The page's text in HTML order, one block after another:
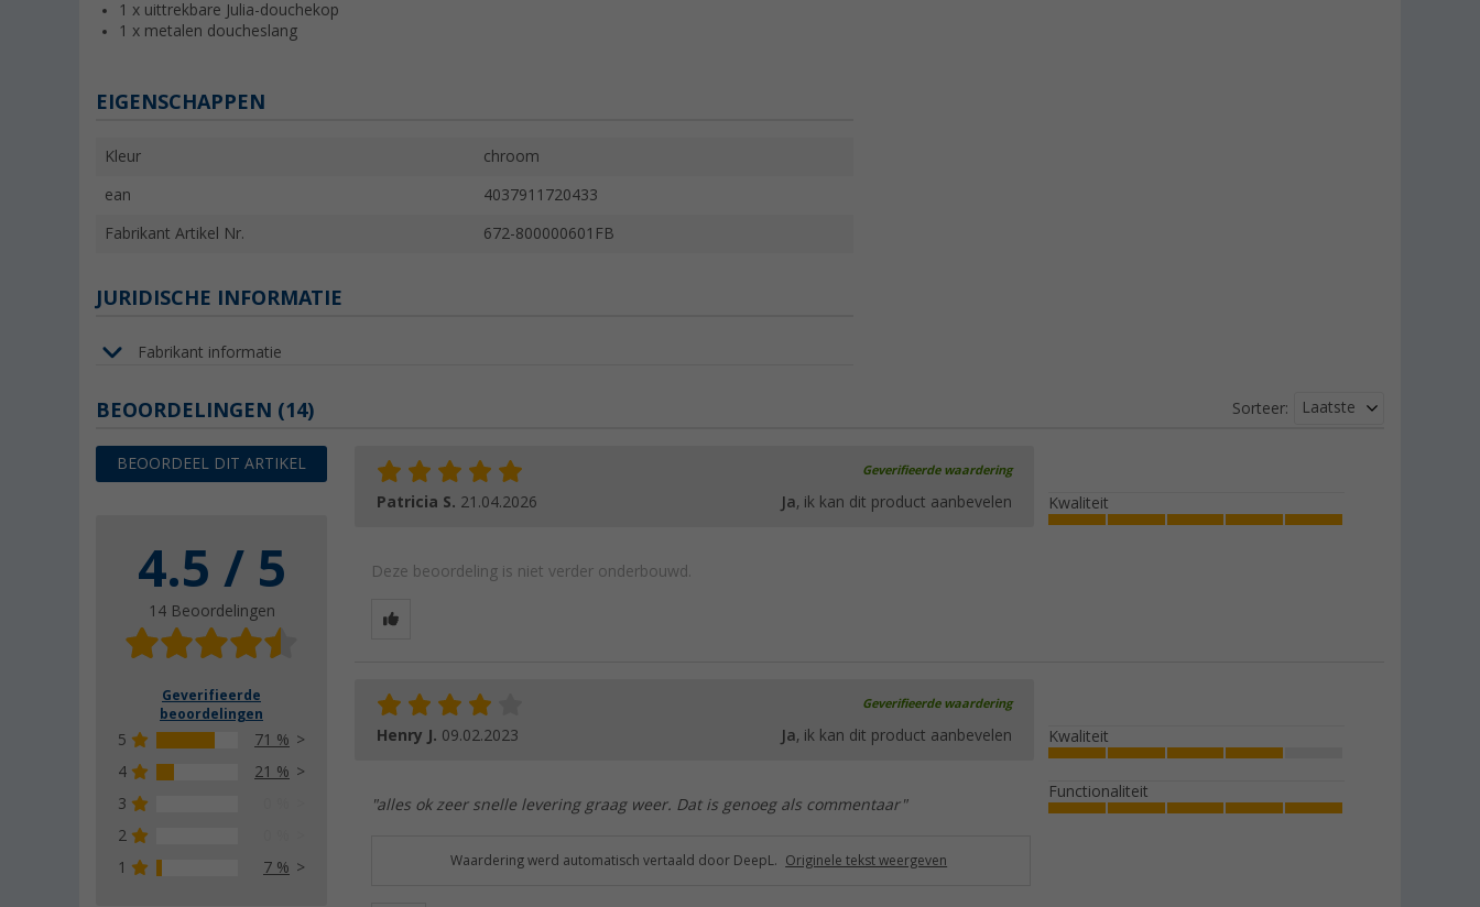
1 x uittrekbare Julia-douchekop
1 x metalen doucheslang
EIGENSCHAPPEN
Kleur chroom
ean 4037911720433
Fabrikant Artikel Nr. 672-800000601FB
JURIDISCHE INFORMATIE
Fabrikant informatie
BEOORDELINGEN (14)
BEOORDEEL DIT ARTIKEL
4.5 / 5
14 Beoordelingen
Geverifieerde
beoordelingen
5
71 %
4
21 %
3
2
1
7 %
Sorteer: Laatste
Geverifieerde waardering
Patricia S. 21.04.2026 Ja, ik kan dit product aanbevelen
Deze beoordeling is niet verder onderbouwd.
Kwaliteit
Geverifieerde waardering
Henry J. 09.02.2023 Ja, ik kan dit product aanbevelen
"alles ok zeer snelle levering graag weer. Dat is genoeg als commentaar"
Kwaliteit
Functionaliteit
Waardering werd automatisch vertaald door DeepL. Originele tekst weergeven